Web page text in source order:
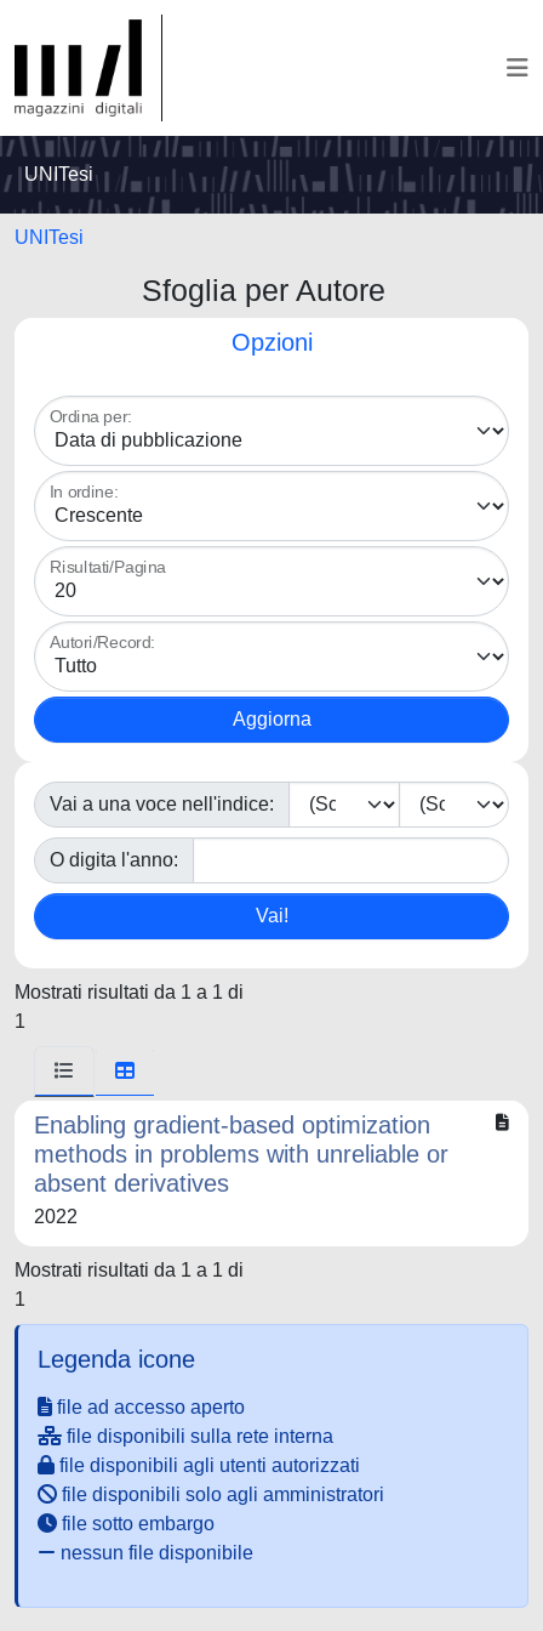
UNITesi
UNITesi
Sfoglia per Autore
Opzioni
Ordina per:
In ordine:
Risultati/Pagina
Autori/Record:
Vai a una voce nell'indice:
O digita l'anno:
Mostrati risultati da 1 a 1 di
1
Enabling gradient-based optimization
methods in problems with unreliable or
absent derivatives
2022
Mostrati risultati da 1 a 1 di
1
Legenda icone
file ad accesso aperto
file disponibili sulla rete interna
file disponibili agli utenti autorizzati
file disponibili solo agli amministratori
file sotto embargo
nessun file disponibile